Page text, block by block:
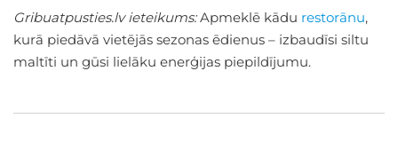
Gribuatpusties.lv ieteikums:Apmeklē kādu restorānu,
kurā piedāvā vietējās sezonas ēdienus – izbaudīsi siltu
maltīti un gūsi lielāku enerģijas piepildījumu.